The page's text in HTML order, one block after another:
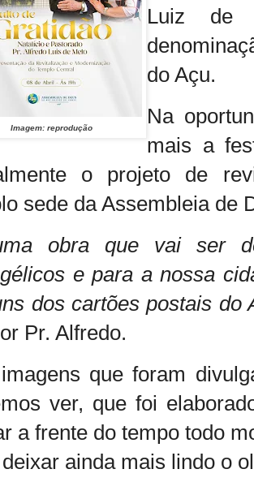
Imagem: reprodução
Luiz de
do Açu.
Na
mais a
o projeto de
sede da Assembleia de
obra que vai ser
e para a nossa
dos cartões postais do
Pr. Alfredo.
que foram
ver, que foi
a frente do tempo todo
ainda mais lindo o